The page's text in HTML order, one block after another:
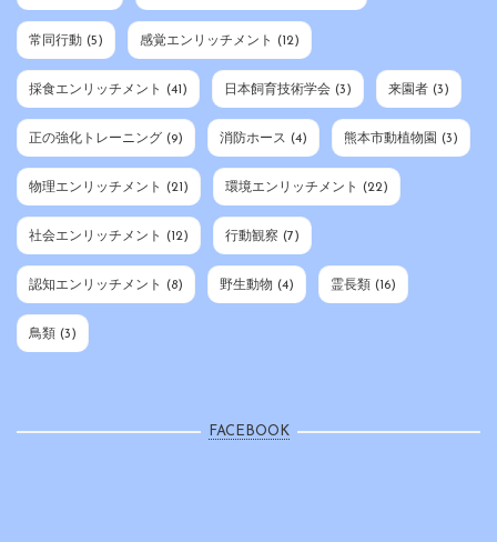
常同行動 (5) 感覚エンリッチメント (12)
採食エンリッチメント (41) 日本飼育技術学会 (3) 来園者 (3)
正の強化トレーニング (9) 消防ホース (4) 熊本市動植物園 (3)
物理エンリッチメント (21) 環境エンリッチメント (22)
社会エンリッチメント (12) 行動観察 (7)
認知エンリッチメント (8) 野生動物 (4) 霊長類 (16)
鳥類 (3)
FACEBOOK